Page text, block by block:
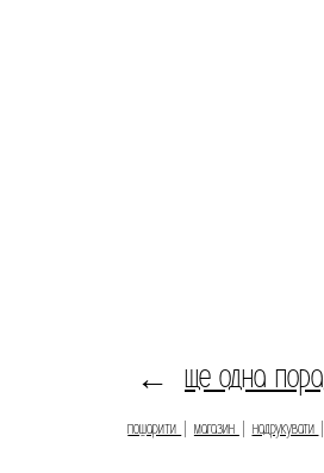
← ще одна
пошарити магазин надрукувати